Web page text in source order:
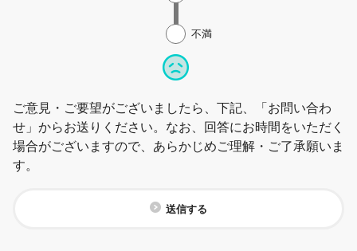
不満
ご意見・ご要望がございましたら、下記、「お問い合わ
せ」からお送りください。なお、回答にお時間をいただく
場合がございますので、あらかじめご理解・ご了承願いま
す。
送信する